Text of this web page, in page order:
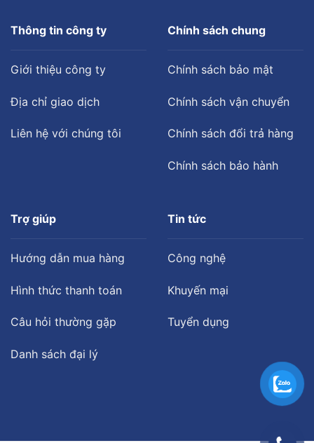
Thông tin công ty
Giới thiệu công ty
Địa chỉ giao dịch
Liên hệ với chúng tôi
Chính sách chung
Chính sách bảo mật
Chính sách vận chuyển
Chính sách đổi trả hàng
Chính sách bảo hành
Trợ giúp
Hướng dẫn mua hàng
Hình thức thanh toán
Câu hỏi thường gặp
Danh sách đại lý
Tin tức
Công nghệ
Khuyến mại
Tuyển dụng